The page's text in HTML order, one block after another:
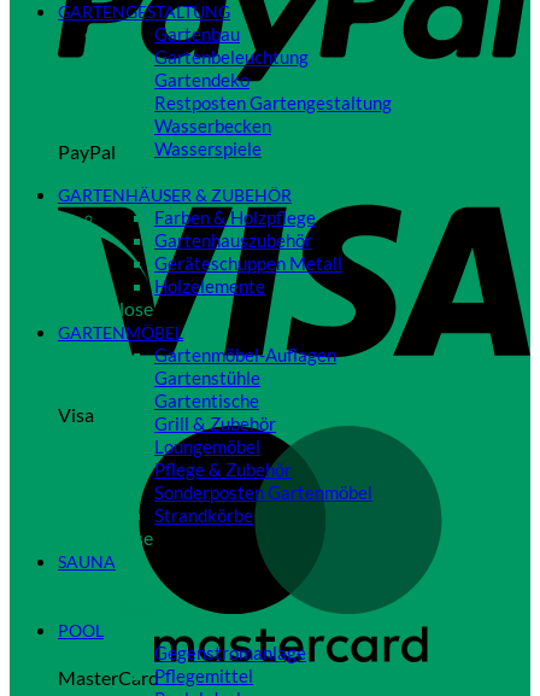
PayPal
Visa
MasterCard
GARTENGESTALTUNG
Gartenbau
Gartenbeleuchtung
Gartendeko
Restposten Gartengestaltung
Wasserbecken
Wasserspiele
GARTENHÄUSER & ZUBEHÖR
Farben & Holzpflege
Gartenhauszubehör
Geräteschuppen Metall
Holzelemente
Close
GARTENMÖBEL
Gartenmöbel-Auflagen
Gartenstühle
Gartentische
Grill & Zubehör
Loungemöbel
Pflege & Zubehör
Sonderposten Gartenmöbel
Strandkörbe
Close
SAUNA
POOL
Gegenstromanlage
Pflegemittel